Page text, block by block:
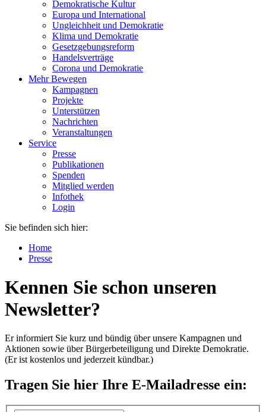
Demokratische Kultur
Europa und International
Ungleichheit und Demokratie
Klima und Demokratie
Gesetzgebungsreform
Handelsverträge
Corona und Demokratie
Mehr Bewegen
Kampagnen
Projekte
Unterstützen
Nachrichten
Veranstaltungen
Service
Presse
Publikationen
Spenden
Mitglied werden
Infothek
Login
Sie befinden sich hier:
Home
Presse
Kennen Sie schon unseren
Newsletter?
Er informiert Sie kurz und bündig über unsere Kampagnen und
Aktionen sowie über Bürgerbeteiligung und Direkte Demokratie.
(Er ist kostenlos und jederzeit kündbar.)
Tragen Sie hier Ihre E-Mailadresse ein: